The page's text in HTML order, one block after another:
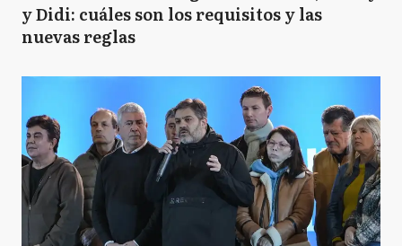
y Didi: cuáles son los requisitos y las
nuevas reglas